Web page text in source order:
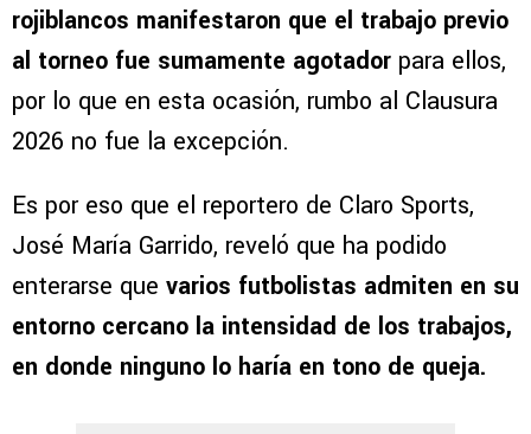
rojiblancos manifestaron que el trabajo previo
al torneo fue sumamente agotador para ellos,
por lo que en esta ocasión, rumbo al Clausura
2026 no fue la excepción.
Es por eso que el reportero de Claro Sports,
José María Garrido, reveló que ha podido
enterarse que varios futbolistas admiten en su
entorno cercano la intensidad de los trabajos,
en donde ninguno lo haría en tono de queja.